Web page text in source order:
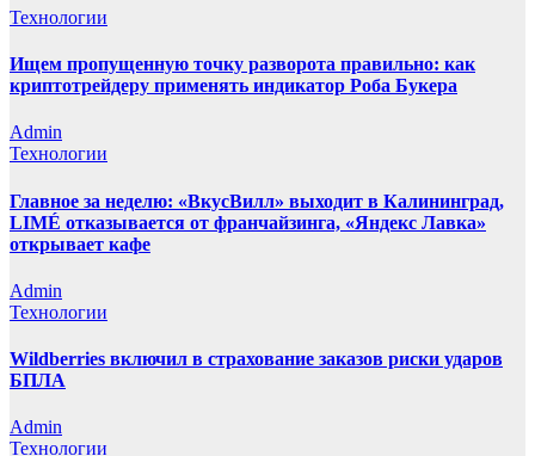
Технологии
Ищем пропущенную точку разворота правильно: как
криптотрейдеру применять индикатор Роба Букера
Admin
Технологии
Главное за неделю: «ВкусВилл» выходит в Калининград,
LIMÉ отказывается от франчайзинга, «Яндекс Лавка»
открывает кафе
Admin
Технологии
Wildberries включил в страхование заказов риски ударов
БПЛА
Admin
Технологии